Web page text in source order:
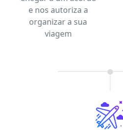
e nos autoriza a
organizar a sua
viagem